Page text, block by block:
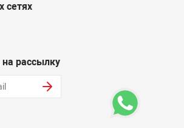
сетях
рассылку